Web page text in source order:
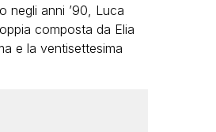
negli anni ’90, Luca
composta da Elia
e la ventisettesima